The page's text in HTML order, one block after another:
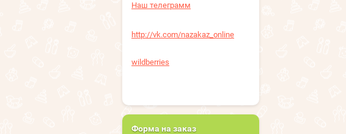
Наш телеграмм
http://vk.com/nazakaz_online
wildberries
Форма на заказ